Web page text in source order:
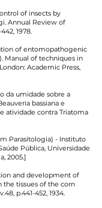
of insects by
Annual Review of
1978.
of entomopathogenic
Manual of techniques in
Academic Press,
da umidade sobre a
bassiana e
atividade contra Triatoma
Parasitologia) - Instituto
Pública, Universidade
2005.]
and development of
the tissues of the corn
p.441-452, 1934.